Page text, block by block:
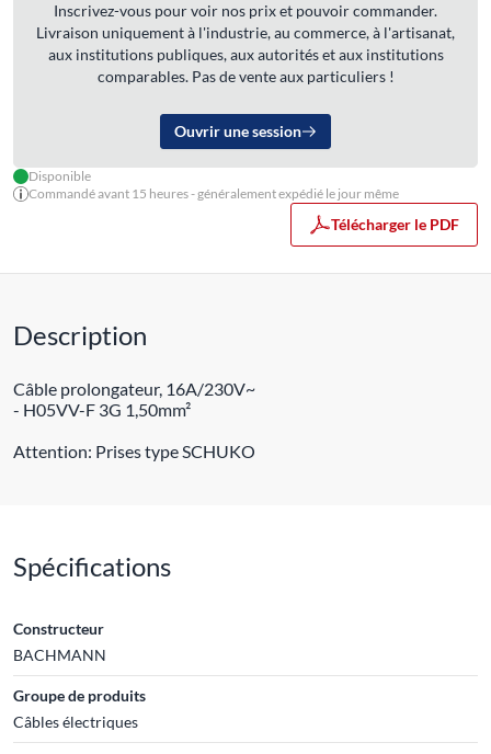
Inscrivez-vous pour voir nos prix et pouvoir commander.
Livraison uniquement à l'industrie, au commerce, à l'artisanat,
aux institutions publiques, aux autorités et aux institutions
comparables. Pas de vente aux particuliers !
Ouvrir une session
Disponible
Commandé avant 15 heures - généralement expédié le jour même
Télécharger le PDF
Description
Câble prolongateur, 16A/230V~
- H05VV-F 3G 1,50mm²
Attention: Prises type SCHUKO
Spécifications
Constructeur
BACHMANN
Groupe de produits
Câbles électriques